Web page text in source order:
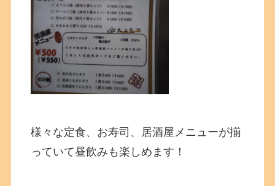
様々な定食、お寿司、居酒屋メニューが揃
っていて昼飲みも楽しめます！